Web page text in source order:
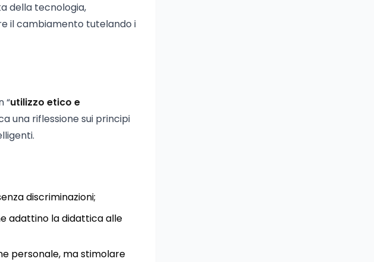
della tecnologia,
il cambiamento tutelando i
“utilizzo etico e
una riflessione sui principi
discriminazioni;
adattino la didattica alle
personale, ma stimolare